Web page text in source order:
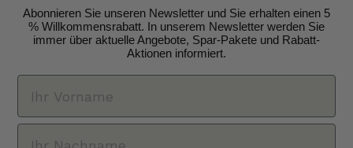
Abonnieren Sie unseren Newsletter und Sie erhalten einen 5
% Willkommensrabatt. In unserem Newsletter werden Sie
immer über aktuelle Angebote, Spar-Pakete und Rabatt-
Aktionen informiert.